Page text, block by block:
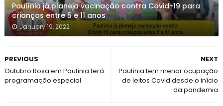
Paulínia já planeja vacinação contra Covid-19 para
crianças entre 5 e 11 anos
January 19, 2022
NEXT
Paulínia tem menor ocupação
de leitos Covid desde o início
da pandemia
PREVIOUS
Outubro Rosa em Paulínia terá
programação especial